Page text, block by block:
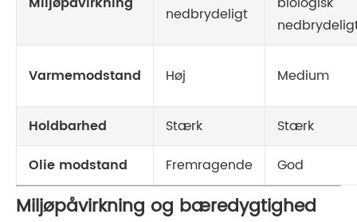
nedbrydeligt
Varmemodstand Høj Medium
Holdbarhed Stærk
Stærk
Olie modstand
Fremragende God
Miljøpåvirkning og bæredygtighed